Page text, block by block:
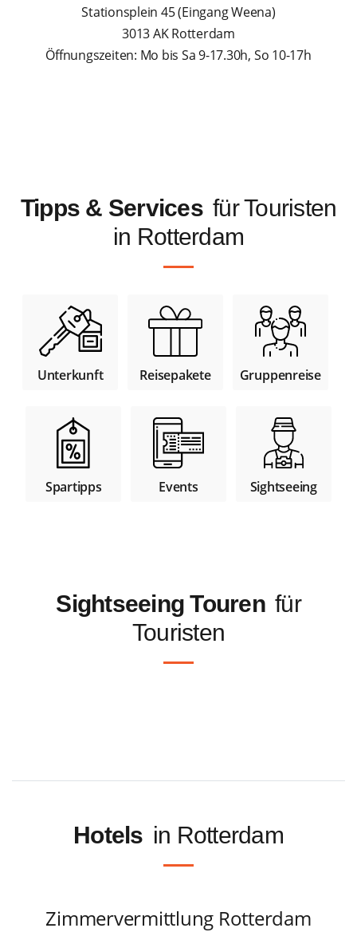
Stationsplein 45 (Eingang Weena)
3013 AK Rotterdam
Öffnungszeiten: Mo bis Sa 9-17.30h, So 10-17h
Tipps & Services für Touristen
in Rotterdam
Unterkunft Reisepakete Gruppenreise
Spartipps Events Sightseeing
Sightseeing Touren für
Touristen
Hotels in Rotterdam
Zimmervermittlung Rotterdam